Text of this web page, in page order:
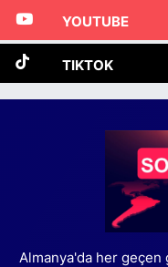
YOUTUBE
TIKTOK
Almanya'da her